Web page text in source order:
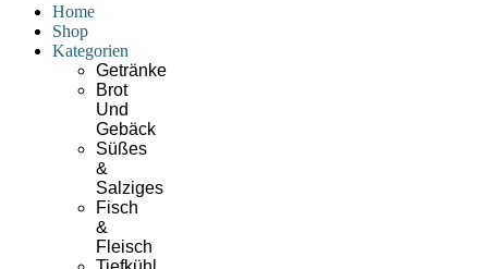
Home
Shop
Kategorien
Getränke
Brot
Und
Gebäck
Süßes
&
Salziges
Fisch
&
Fleisch